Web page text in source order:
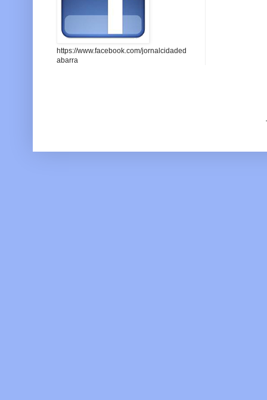
https://www.facebook.com/jornalcidaded
abarra